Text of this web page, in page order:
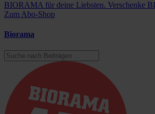
BIORAMA für deine Liebsten. Verschenke
Zum Abo-Shop
Biorama